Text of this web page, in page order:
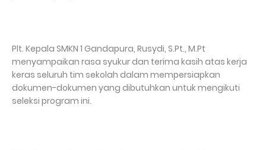
Plt. Kepala SMKN 1 Gandapura, Rusydi, S.Pt., M.Pt
menyampaikan rasa syukur dan terima kasih atas kerja
keras seluruh tim sekolah dalam mempersiapkan
dokumen-dokumen yang dibutuhkan untuk mengikuti
seleksi program ini.